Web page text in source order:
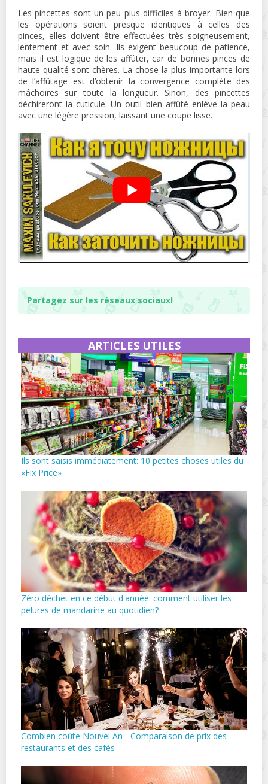
Les pincettes sont un peu plus difficiles à broyer. Bien que
les opérations soient presque identiques à celles des
pinces, elles doivent être effectuées très soigneusement,
lentement et avec soin. Ils exigent beaucoup de patience,
mais il est logique de les affûter, car de bonnes pinces de
haute qualité sont chères. La chose la plus importante lors
de l’affûtage est d’obtenir la convergence complète des
mâchoires sur toute la longueur. Sinon, des pincettes
déchireront la cuticule. Un outil bien affûté enlève la peau
avec une légère pression, laissant une coupe lisse.
Partagez sur les réseaux sociaux!
ARTICLES UTILES
Ils sont saisis immédiatement: 10 petites choses utiles du
«Fix Price»
Zéro déchet en ce début d'année: comment utiliser les
pelures de mandarine au quotidien?
Combien coûte Nouvel An - Comparaison de prix des
restaurants et des cafés